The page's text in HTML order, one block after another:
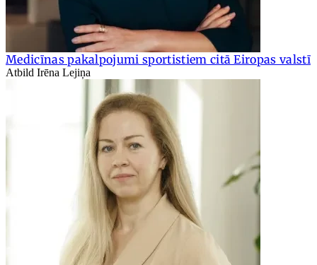
Medicīnas pakalpojumi sportistiem citā Eiropas valstī
Atbild Irēna Lejiņa